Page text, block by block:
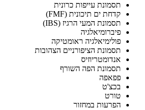
תסמונת עייפות כרונית
קדחת ים תיכונית (FMF)
תסמונת המעי הרגיז (IBS)
פיברומיאלגיה
פולימיאלגיה ראומטיקה
תסמונת הציפורניים הצהובות
אנדומטריוזיס
תסמונת הפה השורף
פפאפה
בכצ'ט
טורט
הפרעות במחזור